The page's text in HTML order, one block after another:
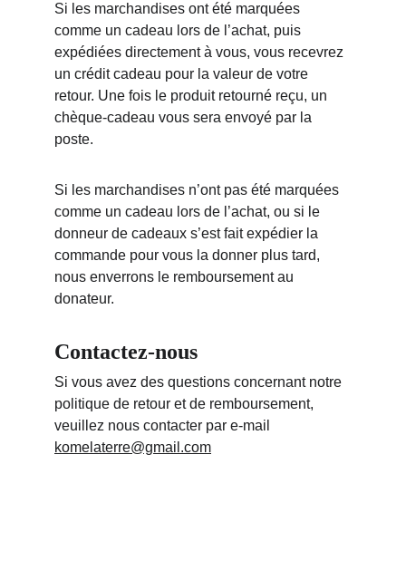
Si les marchandises ont été marquées
comme un cadeau lors de l’achat, puis
expédiées directement à vous, vous recevrez
un crédit cadeau pour la valeur de votre
retour. Une fois le produit retourné reçu, un
chèque-cadeau vous sera envoyé par la
poste.
Si les marchandises n’ont pas été marquées
comme un cadeau lors de l’achat, ou si le
donneur de cadeaux s’est fait expédier la
commande pour vous la donner plus tard,
nous enverrons le remboursement au
donateur.
Contactez-nous
Si vous avez des questions concernant notre
politique de retour et de remboursement,
veuillez nous contacter par e-mail
komelaterre@gmail.com